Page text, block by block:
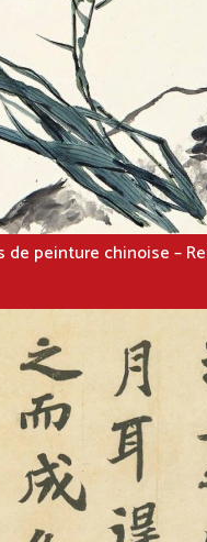
de peinture chinoise –